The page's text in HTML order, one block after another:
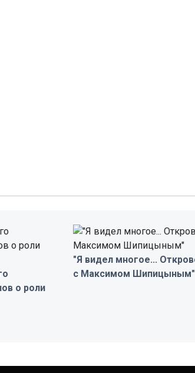
о роли
"Я видел многое...
с Максимом Шипицыным"